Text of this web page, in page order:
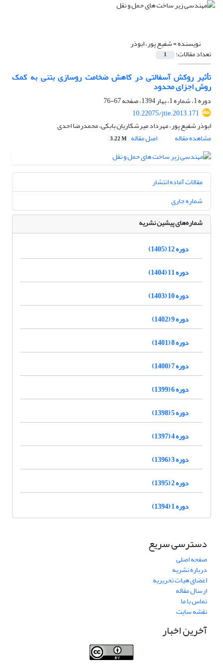
نویسنده =شفیع پور، ابوذر
تعداد مقالات: 1
تأثیر روکش آسفالتی در کاهش ضخامت روسازی بتنی به کمک
روش اجزای محدود
دوره 1، شماره 1، بهار 1394، صفحه
67-76
10.22075/jtie.2013.171
ابوذر شفیع پور، مهرداد میرشکاریان بابکی، محمدرضا احدی
مشاهده مقاله
اصل مقاله 3.22 M
مقالات آماده انتشار
شماره جاری
شماره‌های پیشین نشریه
دوره 12 (1405)
دوره 11 (1404)
دوره 10 (1403)
دوره 9 (1402)
دوره 8 (1401)
دوره 7 (1400)
دوره 6 (1399)
دوره 5 (1398)
دوره 4 (1397)
دوره 3 (1396)
دوره 2 (1395)
دوره 1 (1394)
دسترسی سریع
صفحه اصلی
درباره نشریه
اعضای هیات تحریریه
ارسال مقاله
تماس با ما
نقشه سایت
آخرین اخبار